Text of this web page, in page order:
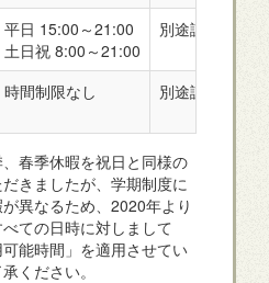
平日 15:00～21:00
土日祝 8:00～21:00
別途課金
時間制限なし 別途課金
春季休暇を祝日と同様の
きましたが、学期制度に
異なるため、2020年より
ての日時に対しまして
可能時間」を適用させてい
ください。